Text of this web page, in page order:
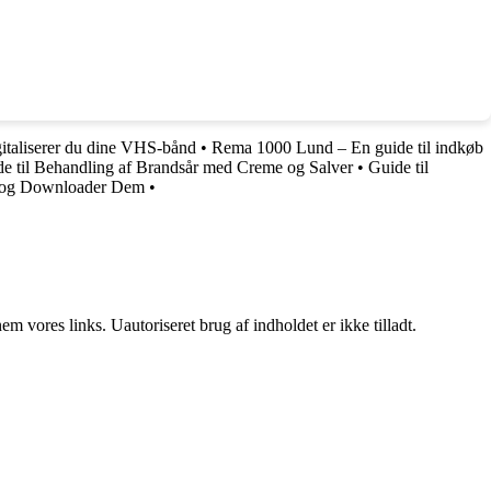
du dine VHS-bånd • Rema 1000 Lund – En guide til indkøb
til Behandling af Brandsår med Creme og Salver• Guide til
Downloader Dem •
vores links. Uautoriseret brug af indholdet er ikke tilladt.